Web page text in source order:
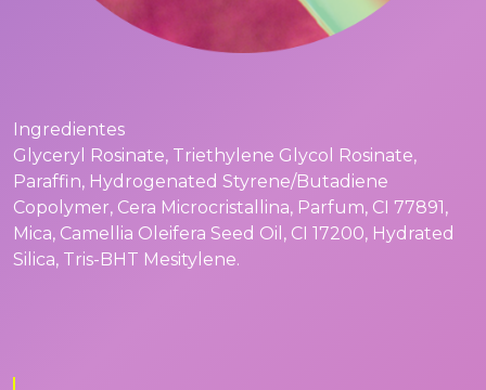
Ingredientes
Glyceryl Rosinate, Triethylene Glycol Rosinate,
Paraffin, Hydrogenated Styrene/Butadiene
Copolymer, Cera Microcristallina, Parfum, CI 77891,
Mica, Camellia Oleifera Seed Oil, CI 17200, Hydrated
Silica, Tris-BHT Mesitylene.